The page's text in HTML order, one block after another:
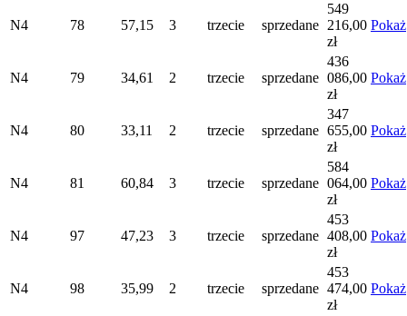
N4 78 57,15 3 trzecie sprzedane
549
216,00
zł
Pokaż
N4 79 34,61 2 trzecie sprzedane
436
086,00
zł
Pokaż
N4 80 33,11 2 trzecie sprzedane
347
655,00
zł
Pokaż
N4 81 60,84 3 trzecie sprzedane
584
064,00
zł
Pokaż
N4 97 47,23 3 trzecie sprzedane
453
408,00
zł
Pokaż
N4 98 35,99 2 trzecie sprzedane
453
474,00
zł
Pokaż